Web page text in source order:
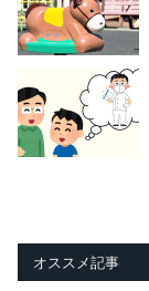
オススメ記事